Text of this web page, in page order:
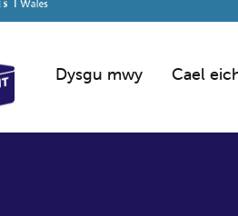
Dysgu mwy Cael